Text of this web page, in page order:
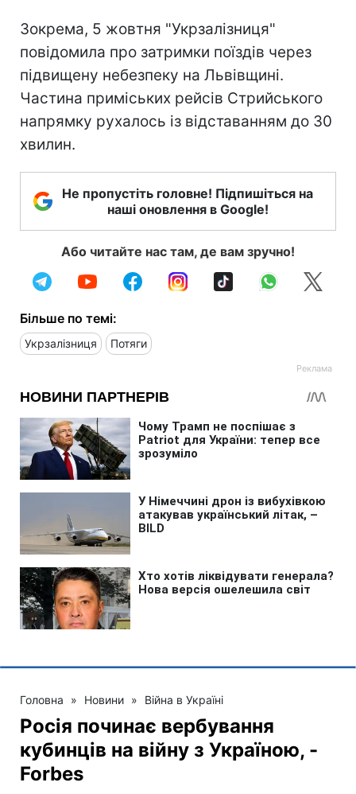
Зокрема, 5 жовтня "Укрзалізниця"
повідомила про затримки поїздів через
підвищену небезпеку на Львівщині.
Частина приміських рейсів Стрийського
напрямку рухалось із відставанням до 30
хвилин.
Не пропустіть головне! Підпишіться на
наші оновлення в Google!
Або читайте нас там, де вам зручно!
Більше по темі:
Укрзалізниця Потяги
Головна » Новини » Війна в Україні
Росія починає вербування
кубинців на війну з Україною, -
Forbes